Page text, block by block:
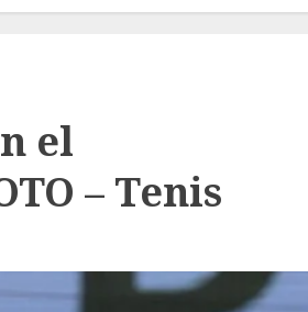
el
– Tenis